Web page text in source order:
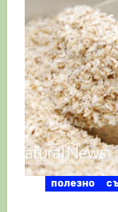
полезно